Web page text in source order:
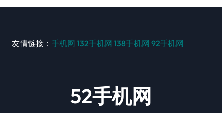
友情链接： 手机网 132手机网 138手机网 92手机网
52手机网